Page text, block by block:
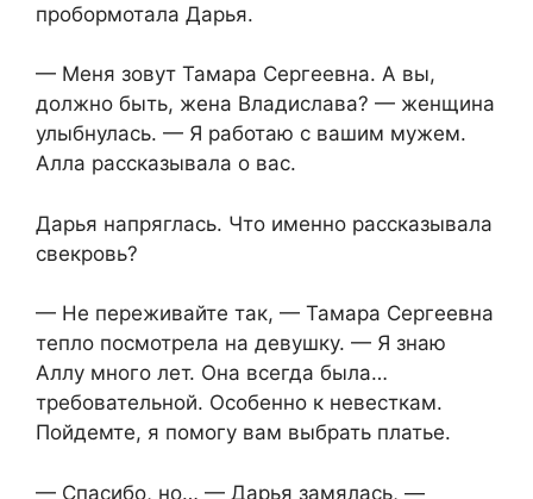
пробормотала Дарья.
— Меня зовут Тамара Сергеевна. А вы,
должно быть, жена Владислава? — женщина
улыбнулась. — Я работаю с вашим мужем.
Алла рассказывала о вас.
Дарья напряглась. Что именно рассказывала
свекровь?
— Не переживайте так, — Тамара Сергеевна
тепло посмотрела на девушку. — Я знаю
Аллу много лет. Она всегда была…
требовательной. Особенно к невесткам.
Пойдемте, я помогу вам выбрать платье.
— Спасибо, но… — Дарья замялась, —